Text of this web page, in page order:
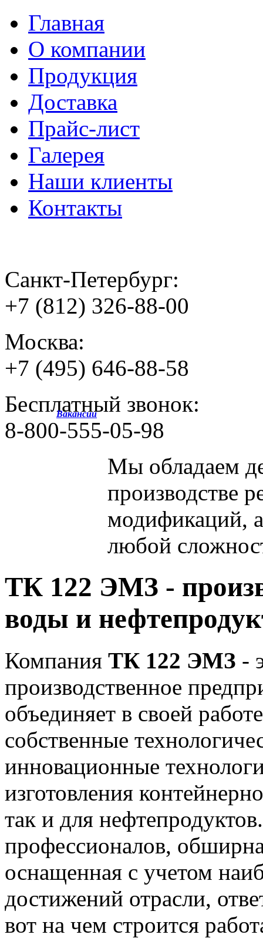
Главная
О компании
Продукция
Доставка
Прайс-лист
Галерея
Наши клиенты
Контакты
Санкт-Петербург:
+7 (812) 326-88-00
Москва:
+7 (495) 646-88-58
Бесплатный звонок:
8-800-555-05-98
Мы обладаем
производстве
модификаций,
любой
ТК 122 ЭМЗ -
воды и
Компания ТК 122 ЭМЗ -
производственное
объединяет в своей
собственные
инновационные
изготовления
так и для
профессионалов,
оснащенная с учетом
достижений отрасли,
вот на чем строится
Вакансии